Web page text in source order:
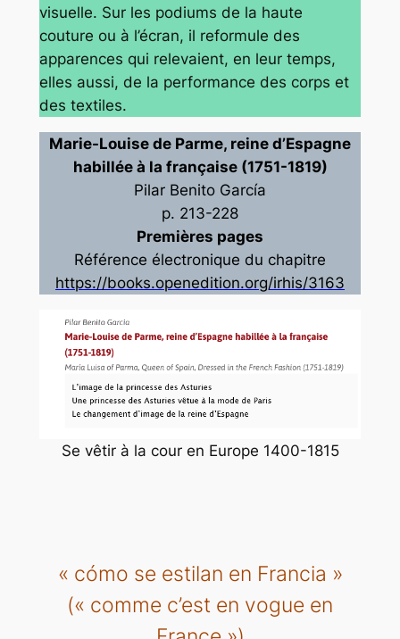
visuelle. Sur les podiums de la haute
couture ou à l’écran, il reformule des
apparences qui relevaient, en leur temps,
elles aussi, de la performance des corps et
des textiles.
Marie-Louise de Parme, reine d’Espagne
habillée à la française (1751-1819)
Pilar Benito García
p. 213-228
Premières pages
Référence électronique du chapitre
https://books.openedition.org/irhis/3163
Se vêtir à la cour en Europe 1400-1815
« cómo se estilan en Francia »
(« comme c’est en vogue en